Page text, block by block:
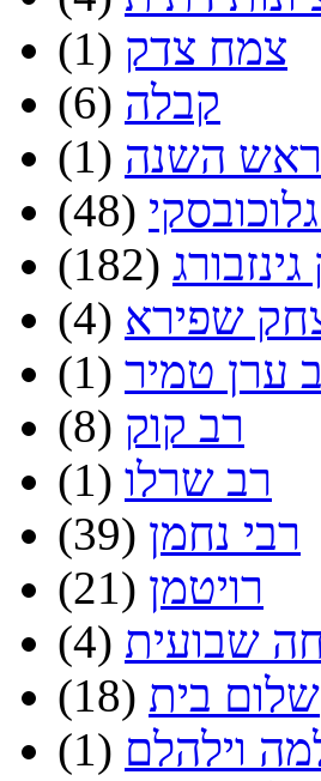
צמח צדק (1)
קבלה (6)
ראש השנה (1)
(48)
(182)
שפירא (4)
ערן טמיר (1)
רב קוק (8)
רב שרלו (1)
רבי נחמן (39)
רויטמן (21)
שבועית (4)
שלום בית (18)
וילהלם (1)